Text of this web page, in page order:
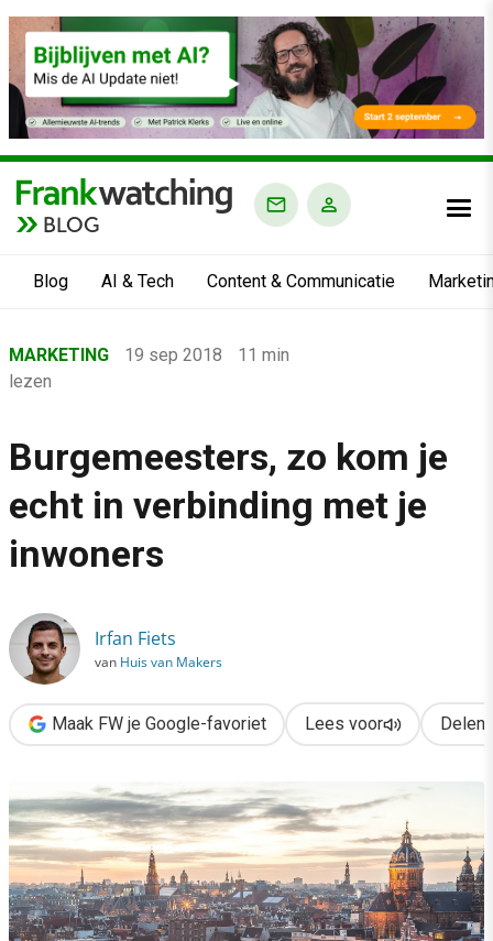
BLOG
Blog AI & Tech Content & Communicatie
›
Marketing
›
Burgemeesters, zo kom je echt in verbinding met je inwoners
MARKETING 19 sep 2018
11 min
lezen
Burgemeesters, zo kom je
echt in verbinding met je
inwoners
Irfan Fiets
van Huis van Makers
Maak FW je Google-favoriet Lees voor Delen